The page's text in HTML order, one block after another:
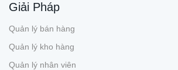
Giải Pháp
Quản lý bán hàng
Quản lý kho hàng
Quản lý nhân viên